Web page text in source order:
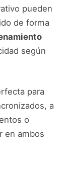
pueden
de forma
según
para
a
o
en ambos